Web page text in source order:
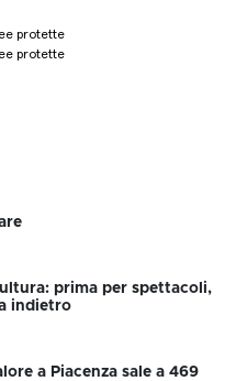
protette
protette
prima per spettacoli,
indietro
a Piacenza sale a 469